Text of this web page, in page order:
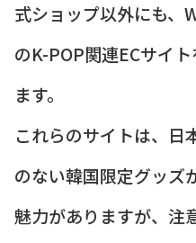
式ショップ以外にも、
のK-POP関連ECサイ
ます。
これらのサイトは、日
のない韓国限定グッズ
魅力がありますが、注